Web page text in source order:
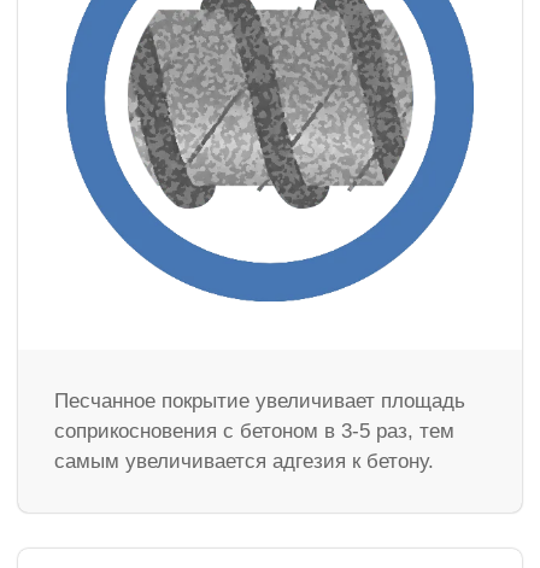
Песчанное покрытие увеличивает площадь
соприкосновения с бетоном в 3-5 раз, тем
самым увеличивается адгезия к бетону.